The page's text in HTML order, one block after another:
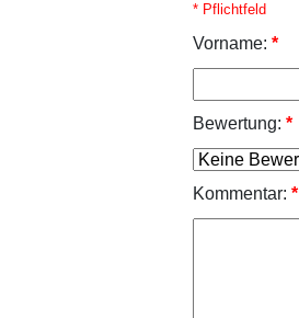
* Pflichtfeld
Vorname: *
Bewertung: *
Kommentar: *